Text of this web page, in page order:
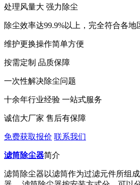
处理风量大 强力除尘
除尘效率达99.9%以上，完全符合各地
维护更换操作简单方便
按需定制 品质保障
一次性解决除尘问题
十余年行业经验 一站式服务
诚信大厂家 售后有保障
免费获取报价 联系我们
滤筒除尘器简介
滤筒除尘器以滤筒作为过滤元件所组